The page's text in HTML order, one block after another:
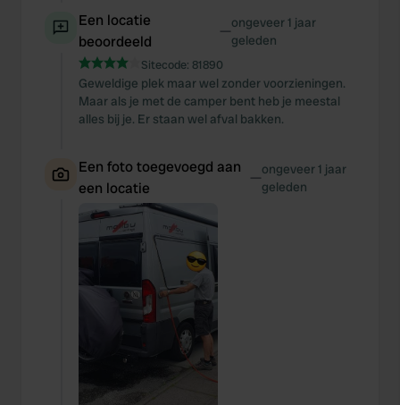
Een locatie
beoordeeld
—ongeveer 1 jaar
geleden
Sitecode: 81890
Geweldige plek maar wel zonder voorzieningen.
Maar als je met de camper bent heb je meestal
alles bij je. Er staan wel afval bakken.
Een foto toegevoegd aan
een locatie
—ongeveer 1 jaar
geleden